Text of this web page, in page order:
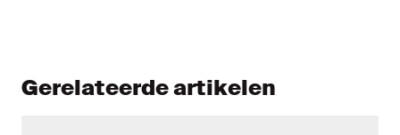
Gerelateerde artikelen